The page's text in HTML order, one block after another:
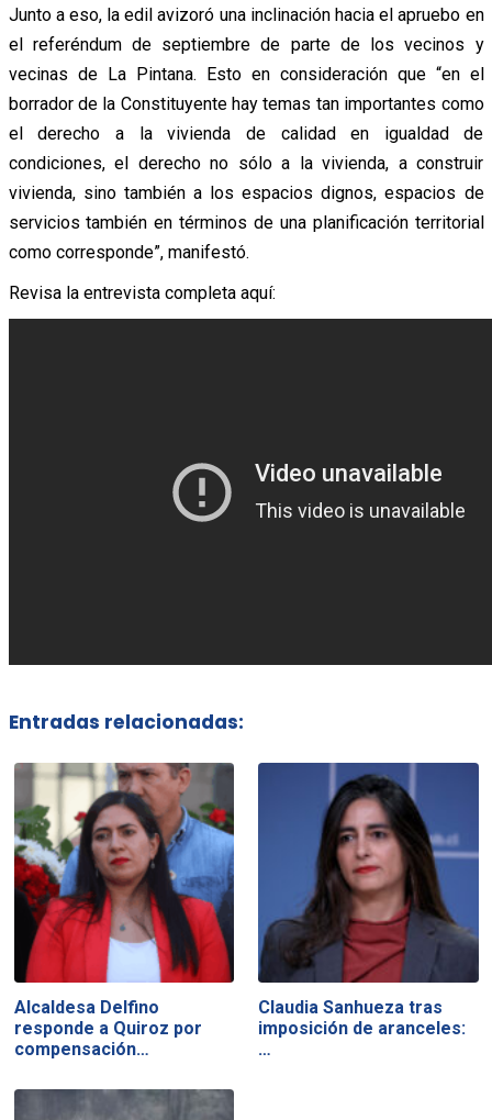
Junto a eso, la edil avizoró una inclinación hacia el apruebo en
el referéndum de septiembre de parte de los vecinos y
vecinas de La Pintana. Esto en consideración que “en el
borrador de la Constituyente hay temas tan importantes como
el derecho a la vivienda de calidad en igualdad de
condiciones, el derecho no sólo a la vivienda, a construir
vivienda, sino también a los espacios dignos, espacios de
servicios también en términos de una planificación territorial
como corresponde”, manifestó.
Revisa la entrevista completa aquí:
Entradas relacionadas:
Alcaldesa Delfino
responde a Quiroz por
compensación…
Claudia Sanhueza tras
imposición de aranceles:
…